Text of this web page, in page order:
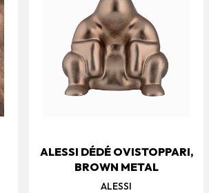
ALESSI DÉDÉ OVISTOPPARI,
BROWN METAL
ALESSI